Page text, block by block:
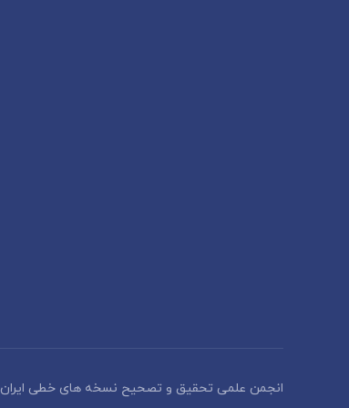
انجمن علمی تحقیق و تصحیح نسخه های خطی ایران